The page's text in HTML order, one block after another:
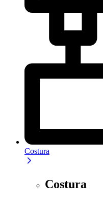
Costura
Costura